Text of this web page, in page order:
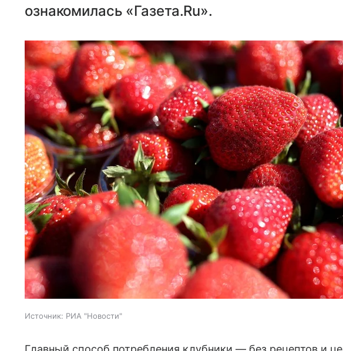
ознакомилась «Газета.Ru».
Источник: РИА "Новости"